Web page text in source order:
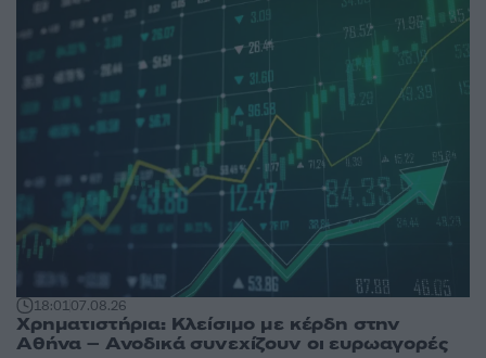
18:0107.08.26
Χρηματιστήρια: Κλείσιμο με κέρδη στην
Αθήνα – Ανοδικά συνεχίζουν οι ευρωαγορές